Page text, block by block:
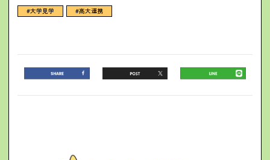
#大学見学 #高大連携